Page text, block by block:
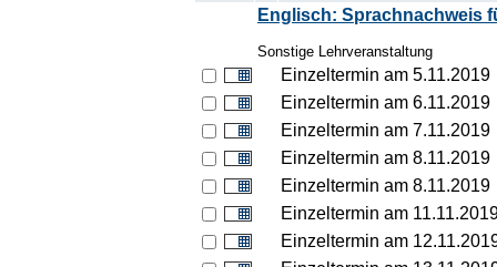
Englisch: Sprachnachweis
Sonstige Lehrveranstaltung
Einzeltermin am 5.11.2019
Einzeltermin am 6.11.2019
Einzeltermin am 7.11.2019
Einzeltermin am 8.11.2019
Einzeltermin am 8.11.2019
Einzeltermin am
Einzeltermin am